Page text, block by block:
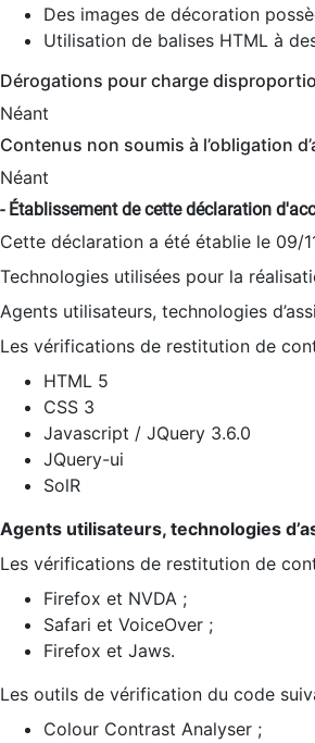
Des images de décoration
Utilisation de balises HTML à
Dérogations pour charge
Néant
Contenus non soumis à l’obligation
Néant
- Établissement de cette déclaration
Cette déclaration a été établie le 09/
Technologies utilisées pour la
Agents utilisateurs, technologies
Les vérifications de restitution de
HTML 5
CSS 3
Javascript / JQuery 3.6.0
JQuery-ui
SolR
Agents utilisateurs, technologies
Les vérifications de restitution de
Firefox et NVDA ;
Safari et VoiceOver ;
Firefox et Jaws.
Les outils de vérification du code
Colour Contrast Analyser ;